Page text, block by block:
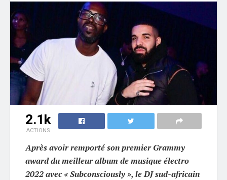
2.1k
ACTIONS
Après avoir remporté son premier Grammy
award du meilleur album de musique électro
2022 avec « Subconsciously », le DJ sud-africain